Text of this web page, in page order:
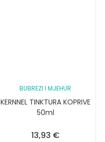
BUBREZI I MJEHUR
KERNNEL TINKTURA KOPRIVE
50ml
13,93 €